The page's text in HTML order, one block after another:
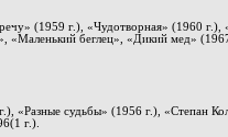
(1959 г.), «Чудотворная» (1960
«Маленький беглец», «Дикий мед»
«Разные судьбы» (1956 г.), «Степан
г.).